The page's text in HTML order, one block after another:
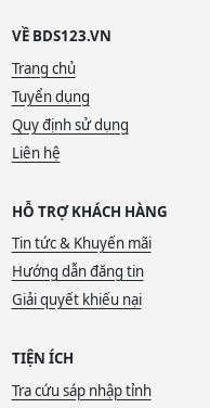
VỀ BDS123.VN
Trang chủ
Tuyển dụng
Quy định sử dụng
Liên hệ
HỖ TRỢ KHÁCH HÀNG
Tin tức & Khuyến mãi
Hướng dẫn đăng tin
Giải quyết khiếu nại
TIỆN ÍCH
Tra cứu sáp nhập tỉnh